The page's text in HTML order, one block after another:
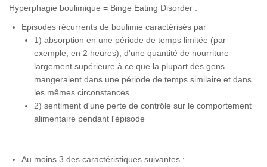
Hyperphagie boulimique = Binge Eating Disorder :
Episodes récurrents de boulimie caractérisés par
1) absorption en une période de temps limitée (par
exemple, en 2 heures), d'une quantité de nourriture
largement supérieure à ce que la plupart des gens
mangeraient dans une période de temps similaire et dans
les mêmes circonstances
2) sentiment d'une perte de contrôle sur le comportement
alimentaire pendant l'épisode
Au moins 3 des caractéristiques suivantes :